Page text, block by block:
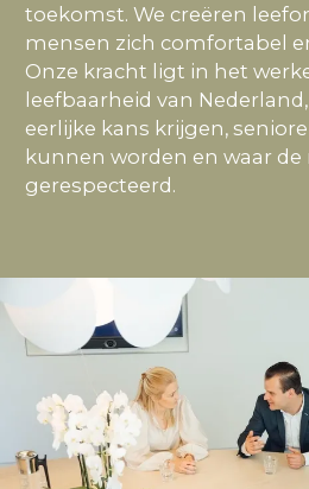
toekomst. We creëren
mensen zich comfortabel
Onze kracht ligt in het
leefbaarheid van
eerlijke kans krijgen,
kunnen worden en waar
gerespecteerd.